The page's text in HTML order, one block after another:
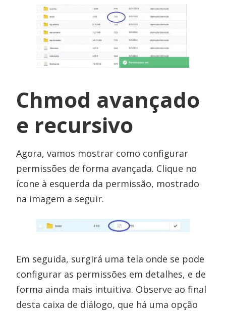
Chmod avançado
e recursivo
Agora, vamos mostrar como configurar
permissões de forma avançada. Clique no
ícone à esquerda da permissão, mostrado
na imagem a seguir.
Em seguida, surgirá uma tela onde se pode
configurar as permissões em detalhes, e de
forma ainda mais intuitiva. Observe ao final
desta caixa de diálogo, que há uma opção